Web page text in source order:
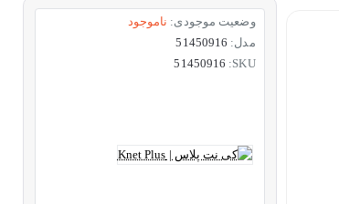
وضعیت موجودی: ناموجود
مدل: 51450916
SKU:
51450916